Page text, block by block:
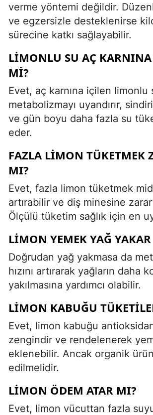
verme yöntemi değildir.
ve egzersizle desteklenirse
sürecine katkı sağlayabilir.
LIMONLU SU AÇ
MI?
Evet, aç karnına içilen limonlu
metabolizmayı uyandırır,
ve gün boyu daha fazla su
eder.
FAZLA LIMON TÜKETMEK
MI?
Evet, fazla limon tüketmek
artırabilir ve diş minesine
Ölçülü tüketim sağlık için en
LIMON YEMEK YAĞ
Doğrudan yağ yakmasa da
hızını artırarak yağların daha
yakılmasına yardımcı olabilir.
LIMON KABUĞU
Evet, limon kabuğu antioksidan
zengindir ve rendelenerek
eklenebilir. Ancak organik
edilmelidir.
LIMON ÖDEM ATAR MI?
Evet, limon vücuttan fazla